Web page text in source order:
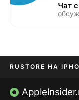
Чат
RUSTORE НА
AVITO НА IPHONE